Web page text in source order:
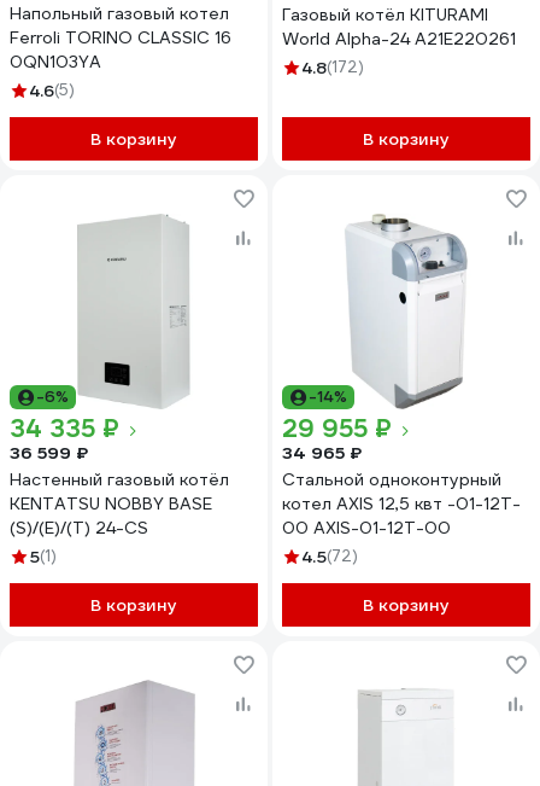
Напольный газовый котел
Ferroli TORINO CLASSIC 16
0QN103YA
4.6(5)
В корзину
Газовый котёл KITURAMI
World Alpha-24 A21E220261
4.8(172)
В корзину
-6%
34 335 ₽
36 599 ₽
Настенный газовый котёл
KENTATSU NOBBY BASE
(S)/(E)/(T) 24-CS
5(1)
В корзину
-14%
29 955 ₽
34 965 ₽
Стальной одноконтурный
котел AXIS 12,5 квт -01-12T-
00 AXIS-01-12T-00
4.5(72)
В корзину